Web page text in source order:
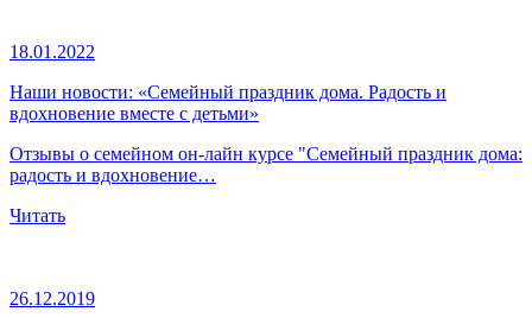
18.01.2022
Наши новости: «Семейный праздник дома. Радость и
вдохновение вместе с детьми»
Отзывы о семейном он-лайн курсе "Семейный праздник дома:
радость и вдохновение…
Читать
26.12.2019